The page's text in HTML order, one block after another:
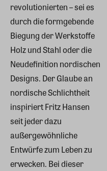
revolutionierten – sei es
durch die formgebende
Biegung der Werkstoffe
Holz und Stahl oder die
Neudefinition nordischen
Designs. Der Glaube an
nordische Schlichtheit
inspiriert Fritz Hansen
seit jeder dazu
außergewöhnliche
Entwürfe zum Leben zu
erwecken. Bei dieser